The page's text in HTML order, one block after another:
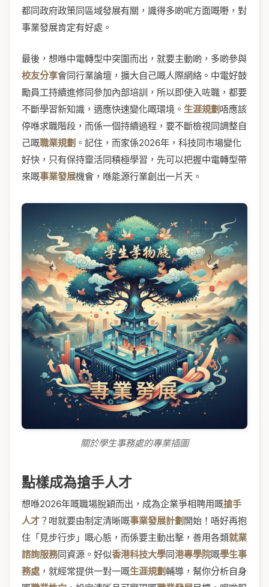
都同政府政策同區域發展有關，識得多啲呢方面嘅嘢，對
事業發展肯定有好處。
最後，想喺中電轉型中突圍而出，就要主動啲，多啲參與
校友分享會同行業論壇，擴大自己嘅人際網絡。中電好鼓
勵員工持續進修同參加內部培訓，所以即使入咗職，都要
不斷學習新知識，適應快速變化嘅環境。 生涯規劃 唔應該
停喺求職階段，而係一個持續過程，要不斷檢視同調整自
己嘅職業規劃 。記住，而家係2026年，科技同市場變化
好快，只有保持靈活同積極學習，先可以把握中電轉型帶
來嘅事業發展機會，喺能源行業創出一片天。
關於學生事務處的專業插圖
點樣成為搶手人才
想喺2026年嘅職場脫穎而出，成為企業爭相聘用嘅搶手
人才 ？咁就要由制定清晰嘅事業發展計劃 開始！唔好再抱
住「見步行步」嘅心態，而係要主動出擊，善用各類就業
諮詢服務同資源。好似香港科技大學同港專學院嘅學生事
務處 ，就經常提供一對一嘅生涯規劃輔導，幫你分析自身